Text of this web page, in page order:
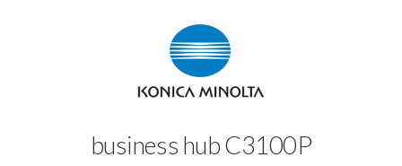
business hub C3100P